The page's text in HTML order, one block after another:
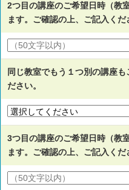
2つ目の講座のご希望日時（教
ます。ご確認の上、ご記入くだ
同じ教室でもう１つ別の講座
ださい。
3つ目の講座のご希望日時（教
ます。ご確認の上、ご記入くだ